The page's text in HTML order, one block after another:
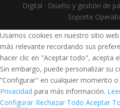
Digital · Diseño y gestión de
· Soporte
Usamos cookies en nuestro sitio
más relevante recordando sus
hacer clic en "Aceptar todo", acepta
Sin embargo, puede personalizar su
“Configurar" en cualquier momento
Privacidad para más información.
Configurar Rechazar Todo Aceptar